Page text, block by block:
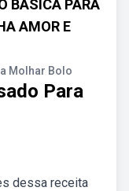
BÁSICA PARA
AMOR E
Molhar Bolo
Para
dessa receita